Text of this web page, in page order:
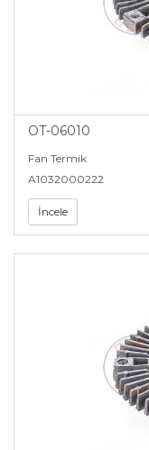
OT-06010
Fan Termik
A1032000222
İncele